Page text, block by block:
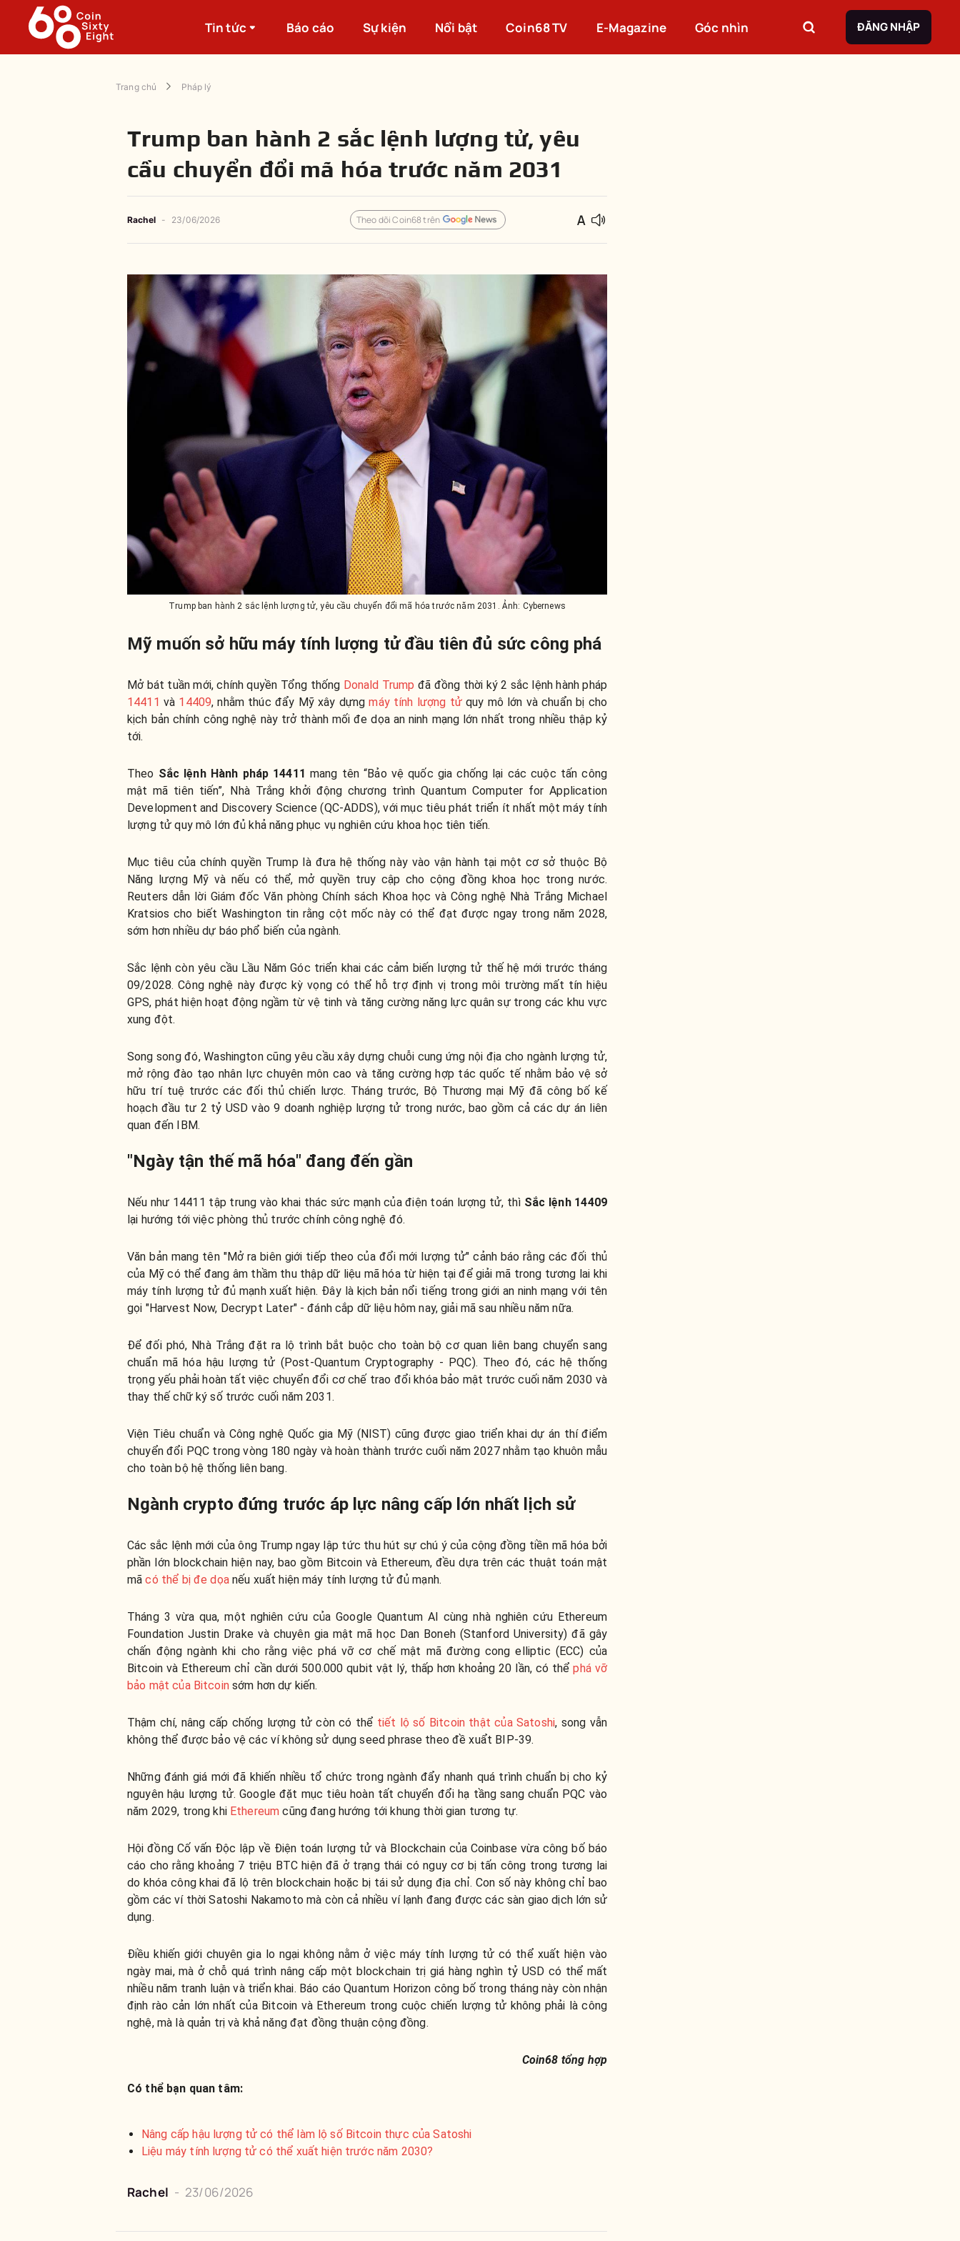
Tin tức Báo cáo Sự kiện Nổi bật Coin68 TV E-Magazine Góc nhìn ĐĂNG NHẬP
Trang chủ Pháp lý
Trump ban hành 2 sắc lệnh lượng tử, yêu
cầu chuyển đổi mã hóa trước năm 2031
Rachel - 23/06/2026 Theo dõi Coin68 trên
Trump ban hành 2 sắc lệnh lượng tử, yêu cầu chuyển đổi mã hóa trước năm 2031. Ảnh: Cybernews
Mỹ muốn sở hữu máy tính lượng tử đầu tiên đủ sức công phá
Mở bát tuần mới, chính quyền Tổng thống Donald Trump đã đồng thời ký 2 sắc lệnh hành pháp
14411 và 14409, nhằm thúc đẩy Mỹ xây dựngmáy tính lượng tửquy mô lớn và chuẩn bị cho
kịch bản chính công nghệ này trở thành mối đe dọa an ninh mạng lớn nhất trong nhiều thập kỷ
tới.
Theo Sắc lệnh Hành pháp 14411 mang tên “Bảo vệ quốc gia chống lại các cuộc tấn công
mật mã tiên tiến”, Nhà Trắng khởi động chương trình Quantum Computer for Application
Development and Discovery Science (QC-ADDS), với mục tiêu phát triển ít nhất một máy tính
lượng tử quy mô lớn đủ khả năng phục vụ nghiên cứu khoa học tiên tiến.
Mục tiêu của chính quyền Trump là đưa hệ thống này vào vận hành tại một cơ sở thuộc Bộ
Năng lượng Mỹ và nếu có thể, mở quyền truy cập cho cộng đồng khoa học trong nước.
Reuters dẫn lời Giám đốc Văn phòng Chính sách Khoa học và Công nghệ Nhà Trắng Michael
Kratsios cho biết Washington tin rằng cột mốc này có thể đạt được ngay trong năm 2028,
sớm hơn nhiều dự báo phổ biến của ngành.
Sắc lệnh còn yêu cầu Lầu Năm Góc triển khai các cảm biến lượng tử thế hệ mới trước tháng
09/2028. Công nghệ này được kỳ vọng có thể hỗ trợ định vị trong môi trường mất tín hiệu
GPS, phát hiện hoạt động ngầm từ vệ tinh và tăng cường năng lực quân sự trong các khu vực
xung đột.
Song song đó, Washington cũng yêu cầu xây dựng chuỗi cung ứng nội địa cho ngành lượng tử,
mở rộng đào tạo nhân lực chuyên môn cao và tăng cường hợp tác quốc tế nhằm bảo vệ sở
hữu trí tuệ trước các đối thủ chiến lược. Tháng trước, Bộ Thương mại Mỹ đã công bố kế
hoạch đầu tư 2 tỷ USD vào 9 doanh nghiệp lượng tử trong nước, bao gồm cả các dự án liên
quan đến IBM.
"Ngày tận thế mã hóa" đang đến gần
Nếu như 14411 tập trung vào khai thác sức mạnh của điện toán lượng tử, thì Sắc lệnh 14409
lại hướng tới việc phòng thủ trước chính công nghệ đó.
Văn bản mang tên "Mở ra biên giới tiếp theo của đổi mới lượng tử" cảnh báo rằng các đối thủ
của Mỹ có thể đang âm thầm thu thập dữ liệu mã hóa từ hiện tại để giải mã trong tương lai khi
máy tính lượng tử đủ mạnh xuất hiện. Đây là kịch bản nổi tiếng trong giới an ninh mạng với tên
gọi "Harvest Now, Decrypt Later" - đánh cắp dữ liệu hôm nay, giải mã sau nhiều năm nữa.
Để đối phó, Nhà Trắng đặt ra lộ trình bắt buộc cho toàn bộ cơ quan liên bang chuyển sang
chuẩn mã hóa hậu lượng tử (Post-Quantum Cryptography - PQC). Theo đó, các hệ thống
trọng yếu phải hoàn tất việc chuyển đổi cơ chế trao đổi khóa bảo mật trước cuối năm 2030 và
thay thế chữ ký số trước cuối năm 2031.
Viện Tiêu chuẩn và Công nghệ Quốc gia Mỹ (NIST) cũng được giao triển khai dự án thí điểm
chuyển đổi PQC trong vòng 180 ngày và hoàn thành trước cuối năm 2027 nhằm tạo khuôn mẫu
cho toàn bộ hệ thống liên bang.
Ngành crypto đứng trước áp lực nâng cấp lớn nhất lịch sử
Các sắc lệnh mới của ông Trump ngay lập tức thu hút sự chú ý của cộng đồng tiền mã hóa bởi
phần lớn blockchain hiện nay, bao gồm Bitcoin và Ethereum, đều dựa trên các thuật toán mật
mãcó thể bị đe dọanếu xuất hiện máy tính lượng tử đủ mạnh.
Tháng 3 vừa qua, một nghiên cứu của Google Quantum AI cùng nhà nghiên cứu Ethereum
Foundation Justin Drake và chuyên gia mật mã học Dan Boneh (Stanford University) đã gây
chấn động ngành khi cho rằng việc phá vỡ cơ chế mật mã đường cong elliptic (ECC) của
Bitcoin và Ethereum chỉ cần dưới 500.000 qubit vật lý, thấp hơn khoảng 20 lần, có thểphá vỡ
bảo mật của Bitcoinsớm hơn dự kiến.
Thậm chí, nâng cấp chống lượng tử còn có thể tiết lộ số Bitcoin thật của Satoshi, song vẫn
không thể được bảo vệ các ví không sử dụng seed phrase theo đề xuẩt BIP-39.
Những đánh giá mới đã khiến nhiều tổ chức trong ngành đẩy nhanh quá trình chuẩn bị cho kỷ
nguyên hậu lượng tử. Google đặt mục tiêu hoàn tất chuyển đổi hạ tầng sang chuẩn PQC vào
năm 2029, trong khi Ethereum cũng đang hướng tới khung thời gian tương tự.
Hội đồng Cố vấn Độc lập về Điện toán lượng tử và Blockchain của Coinbase vừa công bố báo
cáo cho rằng khoảng 7 triệu BTC hiện đã ở trạng thái có nguy cơ bị tấn công trong tương lai
do khóa công khai đã lộ trên blockchain hoặc bị tái sử dụng địa chỉ. Con số này không chỉ bao
gồm các ví thời Satoshi Nakamoto mà còn cả nhiều ví lạnh đang được các sàn giao dịch lớn sử
dụng.
Điều khiến giới chuyên gia lo ngại không nằm ở việc máy tính lượng tử có thể xuất hiện vào
ngày mai, mà ở chỗ quá trình nâng cấp một blockchain trị giá hàng nghìn tỷ USD có thể mất
nhiều năm tranh luận và triển khai. Báo cáo Quantum Horizon công bố trong tháng này còn nhận
định rào cản lớn nhất của Bitcoin và Ethereum trong cuộc chiến lượng tử không phải là công
nghệ, mà là quản trị và khả năng đạt đồng thuận cộng đồng.
Coin68 tổng hợp
Có thể bạn quan tâm:
Nâng cấp hậu lượng tử có thể làm lộ số Bitcoin thực của Satoshi
Liệu máy tính lượng tử có thể xuất hiện trước năm 2030?
Rachel - 23/06/2026